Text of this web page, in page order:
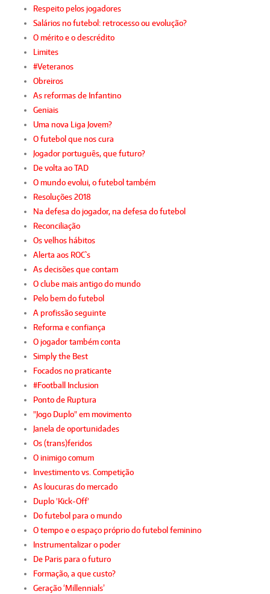
Respeito pelos jogadores
Salários no futebol: retrocesso ou evolução?
O mérito e o descrédito
Limites
#Veteranos
Obreiros
As reformas de Infantino
Geniais
Uma nova Liga Jovem?
O futebol que nos cura
Jogador português, que futuro?
De volta ao TAD
O mundo evolui, o futebol também
Resoluções 2018
Na defesa do jogador, na defesa do futebol
Reconciliação
Os velhos hábitos
Alerta aos ROC`s
As decisões que contam
O clube mais antigo do mundo
Pelo bem do futebol
A profissão seguinte
Reforma e confiança
O jogador também conta
Simply the Best
Focados no praticante
#Football Inclusion
Ponto de Ruptura
"Jogo Duplo" em movimento
Janela de oportunidades
Os (trans)feridos
O inimigo comum
Investimento vs. Competição
As loucuras do mercado
Duplo 'Kick-Off'
Do futebol para o mundo
O tempo e o espaço próprio do futebol feminino
Instrumentalizar o poder
De Paris para o futuro
Formação, a que custo?
Geração ‘Millennials’